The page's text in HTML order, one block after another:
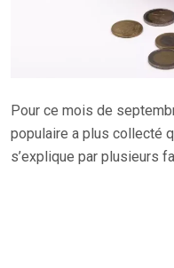
Pour ce mois de
populaire a plus collecté
s’explique par plusieurs